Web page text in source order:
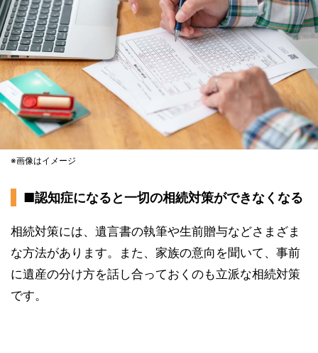
※画像はイメージ
■認知症になると一切の相続対策ができなくなる
相続対策には、遺言書の執筆や生前贈与などさまざま
な方法があります。また、家族の意向を聞いて、事前
に遺産の分け方を話し合っておくのも立派な相続対策
です。